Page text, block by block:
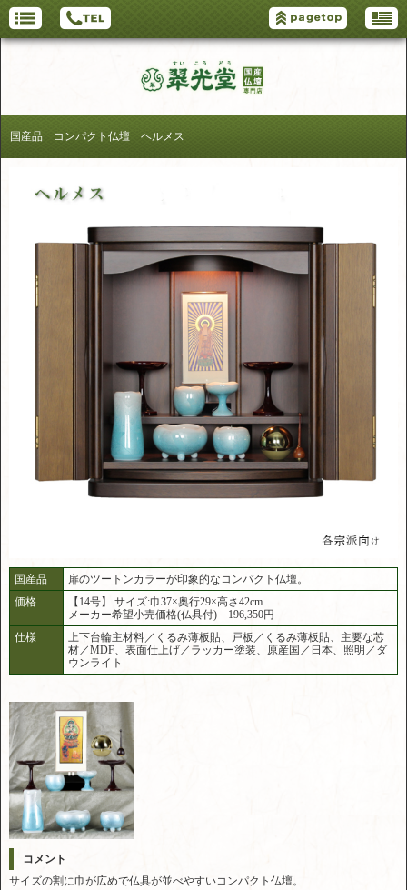
国産品 コンパクト仏壇 ヘルメス
国産品
扉のツートンカラーが印象的なコンパクト仏壇。
価格
【14号】 サイズ:巾37×奥行29×高さ42cm
メーカー希望小売価格(仏具付) 196,350円
仕様
上下台輪主材料／くるみ薄板貼、戸板／くるみ薄板貼、主要な芯
材／MDF、表面仕上げ／ラッカー塗装、原産国／日本、照明／ダ
ウンライト
コメント
サイズの割に巾が広めで仏具が並べやすいコンパクト仏壇。